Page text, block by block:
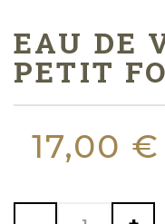
EAU DE
PETIT
17,00 €